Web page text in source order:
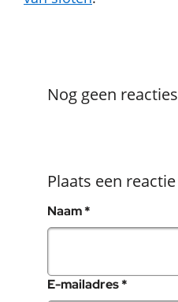
Nog geen reacties
Plaats een reactie
Naam*
E-mailadres*